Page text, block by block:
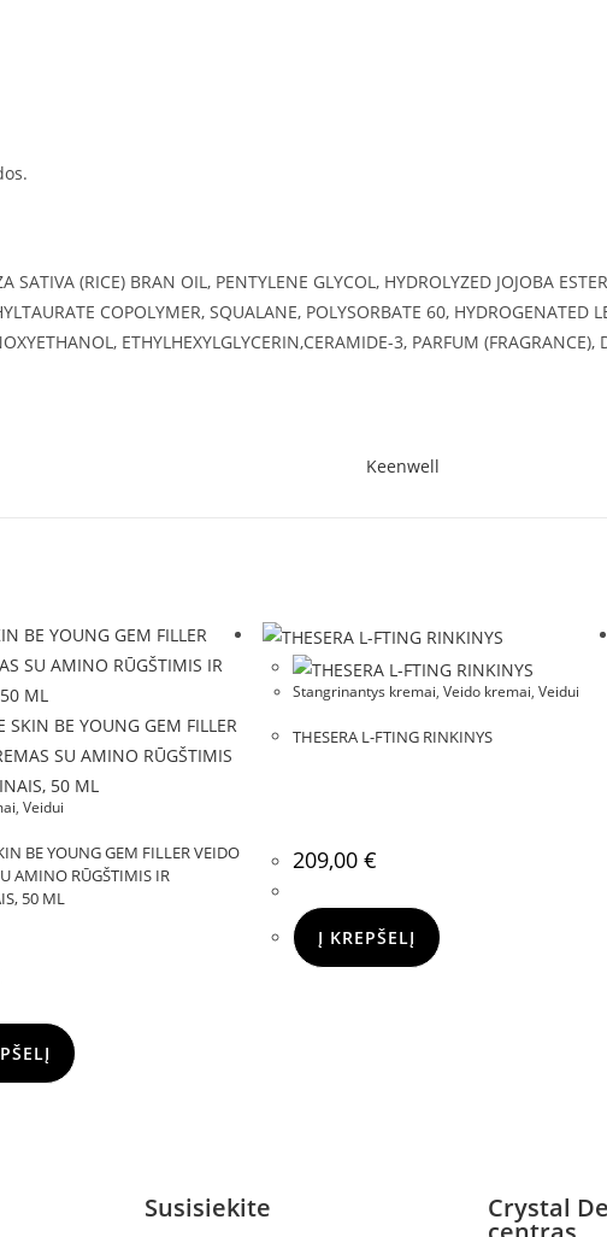
SATIVA (RICE) BRAN OIL, PENTYLENE GLYCOL, HYDROLYZED JOJOBA
COPOLYMER, SQUALANE, POLYSORBATE 60, HYDROGENATED
ETHYLHEXYLGLYCERIN,CERAMIDE-3, PARFUM
Keenwell
,Veidui
BE YOUNG GEM FILLER VEIDO
AMINO RŪGŠTIMIS IR
50 ML
Stangrinantys kremai,Veido kremai,Veidui
THESERA L-FTING RINKINYS
209,00€
Į KREPŠELĮ
Susisiekite Crystal